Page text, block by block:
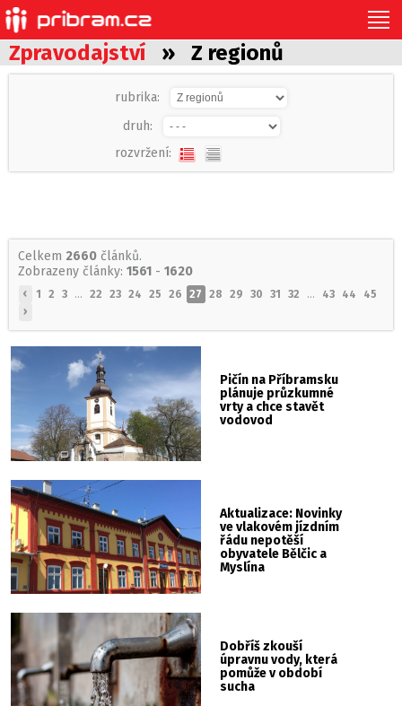
Zpravodajství » Z regionů
rubrika:
druh:
rozvržení:
Celkem 2660 článků.
Zobrazeny články: 1561 - 1620
‹ 1 2 3 ... 22 23 24 25 26 27 28 29 30 31 32 ... 43 44 45
›
Pičín na Příbramsku
plánuje průzkumné
vrty a chce stavět
vodovod
Aktualizace: Novinky
ve vlakovém jízdním
řádu nepotěší
obyvatele Bělčic a
Myslína
Dobříš zkouší
úpravnu vody, která
pomůže v období
sucha